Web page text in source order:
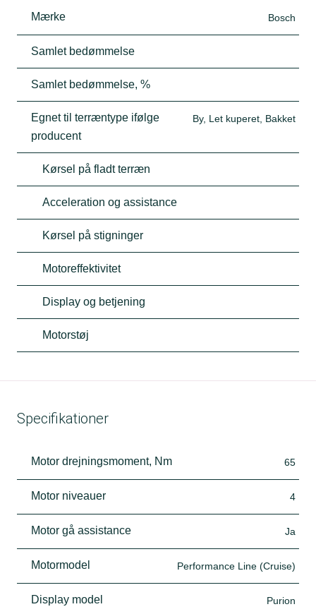
Mærke Bosch
Samlet bedømmelse
Samlet bedømmelse, %
Egnet til terræntype ifølge
producent
By, Let kuperet, Bakket
Kørsel på fladt terræn
Acceleration og assistance
Kørsel på stigninger
Motoreffektivitet
Display og betjening
Motorstøj
Specifikationer
Motor drejningsmoment, Nm 65
Motor niveauer 4
Motor gå assistance Ja
Motormodel Performance Line (Cruise)
Display model Purion